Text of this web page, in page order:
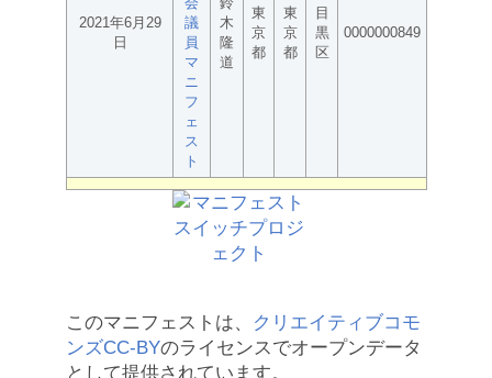
2021年6月29
日
議
員
マ
ニ
フ
ェ
ス
ト
木
隆
道
東
京
都
東
京
都
目
黒
区
0000000849
このマニフェストは、
クリエイティブコモ
ンズCC-BYのライセンスでオープンデータ
として提供されています。